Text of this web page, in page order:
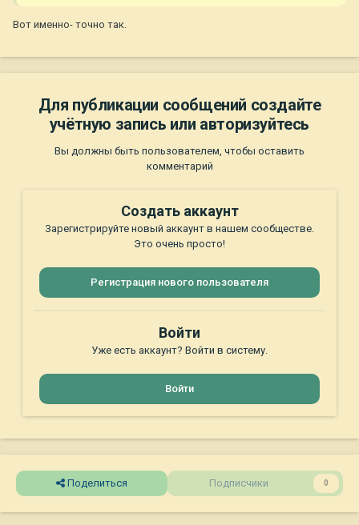
Вот именно- точно так.
Для публикации сообщений создайте
учётную запись или авторизуйтесь
Вы должны быть пользователем, чтобы оставить
комментарий
Создать аккаунт
Зарегистрируйте новый аккаунт в нашем сообществе.
Это очень просто!
Регистрация нового пользователя
Войти
Уже есть аккаунт? Войти в систему.
Войти
Поделиться Подписчики 0